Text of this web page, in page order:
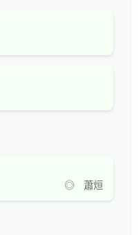
◎ 蕭烜